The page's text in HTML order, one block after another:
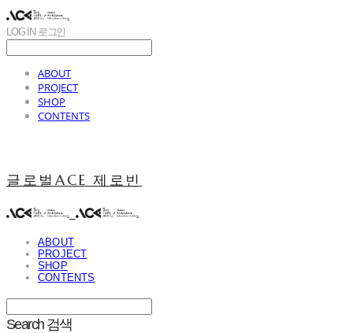
LOG IN 로그인
ABOUT
PROJECT
SHOP
CONTENTS
글로벌ACE 제로빈
ABOUT
PROJECT
SHOP
CONTENTS
Search 검색